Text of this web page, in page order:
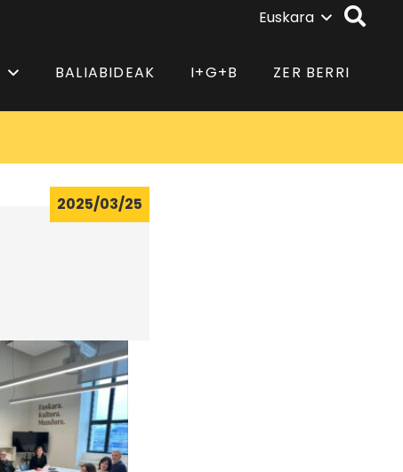
Euskara
BALIABIDEAK I+G+B ZER BERRI
2025/03/25